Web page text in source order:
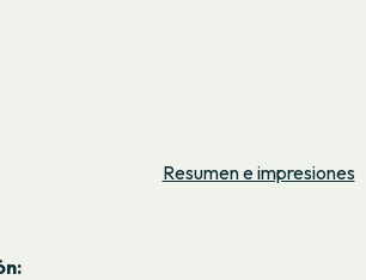
Resumen e impresiones